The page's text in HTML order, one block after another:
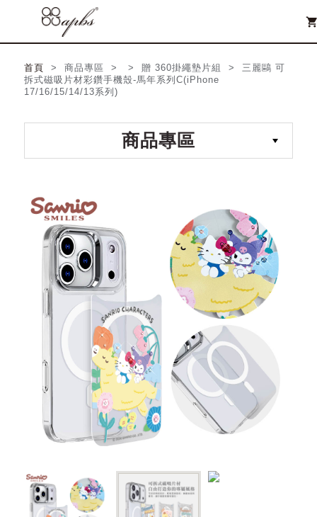
首頁
> 商品專區 > > 贈 360掛繩墊片組 > 三麗鷗 可
拆式磁吸片材彩鑽手機殼-馬年系列C(iPhone
17/16/15/14/13系列)
商品專區